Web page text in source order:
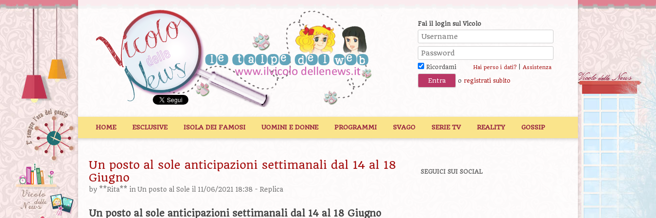
Fai il login sul Vicolo
Ricordami Hai perso i dati?| Assistenza
o registrati subito
HOME ESCLUSIVE ISOLA DEI FAMOSI UOMINI E DONNE PROGRAMMI SVAGO SERIE TV REALITY GOSSIP
Un posto al sole anticipazioni settimanali dal 14 al 18
Giugno
by **Rita** inUn posto al Sole il 11/06/2021 18:38 - Replica
Un posto al sole anticipazioni settimanali dal 14 al 18 Giugno
SEGUICI SUI SOCIAL